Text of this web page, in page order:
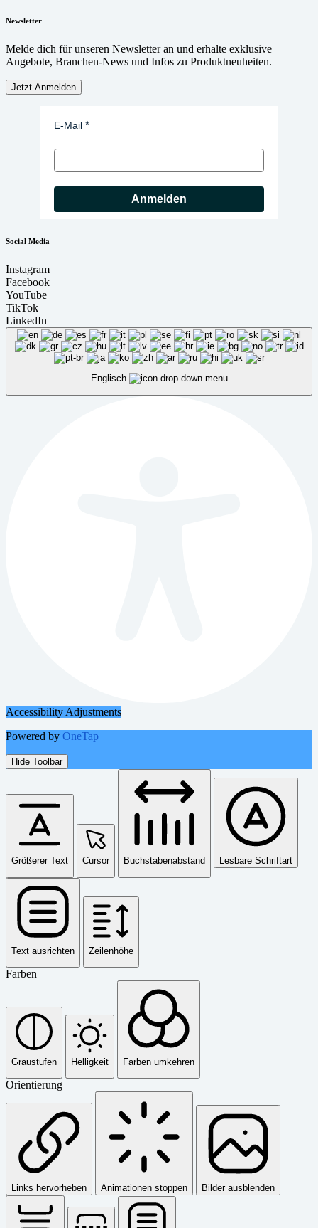
Newsletter
Melde dich für unseren Newsletter an und erhalte exklusive
Angebote, Branchen-News und Infos zu Produktneuheiten.
Jetzt Anmelden
E-Mail
Anmelden
Social Media
Instagram
Facebook
YouTube
TikTok
LinkedIn
Englisch
Accessibility Adjustments
Powered by OneTap
Hide Toolbar
Größerer Text Cursor Buchstabenabstand Lesbare Schriftart
Text ausrichten Zeilenhöhe
Farben
Graustufen Helligkeit Farben umkehren
Orientierung
Links hervorheben Animationen stoppen Bilder ausblenden